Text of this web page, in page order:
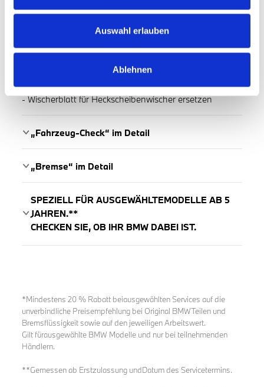
Auswahl erlauben
Ablehnen
- Service Mikrofilter
- Service Luftfiltereinsatz
- Beide Wischerblätter ersetzen
- Alle Wischerblätter ersetzen
- Wischerblatt für Heckscheibenwischer ersetzen
„Fahrzeug-Check“ im Detail
„Bremse“ im Detail
SPEZIELL FÜR AUSGEWÄHLTEMODELLE AB 5
JAHREN.**
CHECKEN SIE, OB IHR BMW DABEI IST.
*Mindestens 20 % Rabatt beiausgewählten Services auf die
unverbindliche Preisempfehlung bei Original BMWTeilen und
Bremsflüssigkeit sowie auf den jeweiligen Arbeitswert.
Gilt fürausgewählte BMW Modelle und nur bei teilnehmenden
Händlern.
**Gemessen ab Erstzulassung undDatum des Servicetermins.